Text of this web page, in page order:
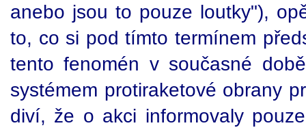
anebo jsou to pouze loutky"),
to, co si pod tímto termínem
tento fenomén v současné
systémem protiraketové obrany
diví, že o akci informovaly